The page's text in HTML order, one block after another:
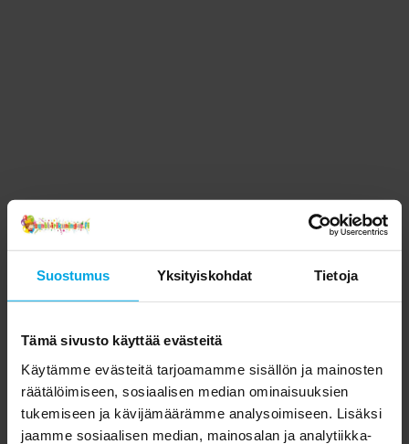
Suostumus Yksityiskohdat Tietoja
Tämä sivusto käyttää evästeitä
Käytämme evästeitä tarjoamamme sisällön ja mainosten
räätälöimiseen, sosiaalisen median ominaisuuksien
tukemiseen ja kävijämäärämme analysoimiseen. Lisäksi
jaamme sosiaalisen median, mainosalan ja analytiikka-